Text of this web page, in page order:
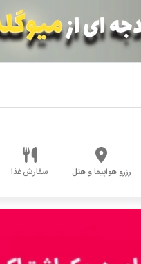
رزرو هواپیما و هتل سفارش غذا